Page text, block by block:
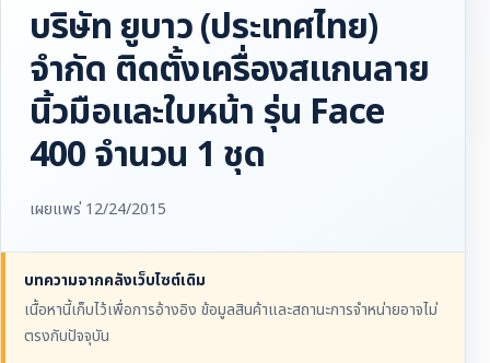
บริษัท ยูบาว (ประเทศไทย)
จำกัด ติดตั้งเครื่องสแกนลาย
นิ้วมือและใบหน้า รุ่น Face
400 จำนวน 1 ชุด
เผยแพร่ 12/24/2015
บทความจากคลังเว็บไซต์เดิม
เนื้อหานี้เก็บไว้เพื่อการอ้างอิง ข้อมูลสินค้าและสถานะการจำหน่ายอาจไม่
ตรงกับปัจจุบัน